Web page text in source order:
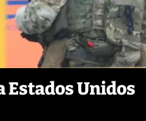
Estados Unidos